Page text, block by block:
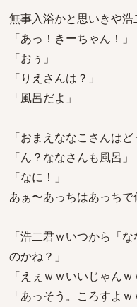
無事入浴かと思いきや浩
「あっ！きーちゃん！」
「おぅ」
「りえさんは？」
「風呂だよ」
「おまえななこさんはど
「ん？ななさんも風呂」
「なに！」
あぁ〜あっちはあっち
「浩二君ｗいつから「
のかね？」
「えぇｗｗいいじゃんｗ
「あっそう。ころすよｗ